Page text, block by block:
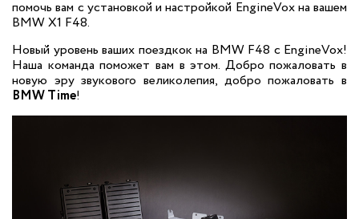
помочь вам с установкой и настройкой EngineVox на вашем
BMW X1 F48.
Новый уровень ваших поездкок на BMW F48 с EngineVox!
Наша команда поможет вам в этом. Добро пожаловать в
новую эру звукового великолепия, добро пожаловать в
BMW Time!